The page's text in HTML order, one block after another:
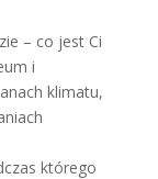
– co jest Ci
i
klimatu,
którego